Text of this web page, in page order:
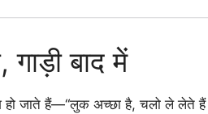
बाद में
जाते हैं—“लुक अच्छा है, चलो ले लेते